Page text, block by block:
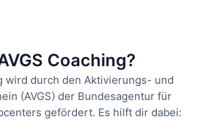
Coaching?
wird durch den Aktivierungs- und
(AVGS) der Bundesagentur für
gefördert. Es hilft dir dabei: